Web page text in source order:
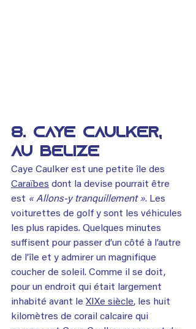
8. Caye Caulker,
au Belize
Caye Caulker est une petite île des
Caraïbes dont la devise pourrait être
est « Allons-y tranquillement ». Les
voiturettes de golf y sont les véhicules
les plus rapides. Quelques minutes
suffisent pour passer d’un côté à l’autre
de l’île et y admirer un magnifique
coucher de soleil. Comme il se doit,
pour un endroit qui était largement
inhabité avant le XIXe siècle, les huit
kilomètres de corail calcaire qui